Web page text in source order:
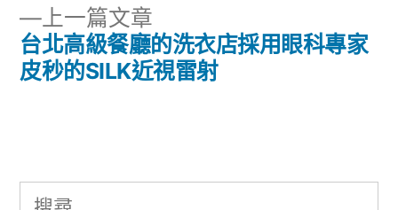
導
覽
上一篇文章
一
篇
台北高級餐廳的洗衣店採用眼科專家
皮秒的SILK近視雷射
搜